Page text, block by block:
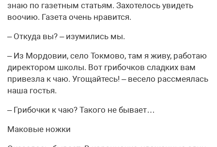
знаю по газетным статьям. Захотелось увидеть
воочию. Газета очень нравится.
– Откуда вы? – изумились мы.
– Из Мордовии, село Токмово, там я живу, работаю
директором школы. Вот грибочков сладких вам
привезла к чаю. Угощайтесь! – весело рассмеялась
наша гостья.
– Грибочки к чаю? Такого не бывает…
Маковые ножки